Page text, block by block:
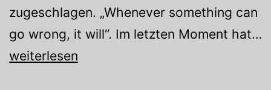
zugeschlagen. „Whenever something can
go wrong, it will“. Im letzten Moment hat…
Boote
weiterlesen